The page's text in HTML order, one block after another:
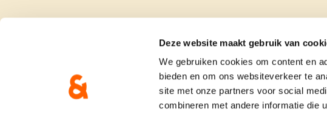
Deze website maakt gebruik van
We gebruiken cookies om content en
bieden en om ons websiteverkeer te
site met onze partners voor social
combineren met andere informatie die